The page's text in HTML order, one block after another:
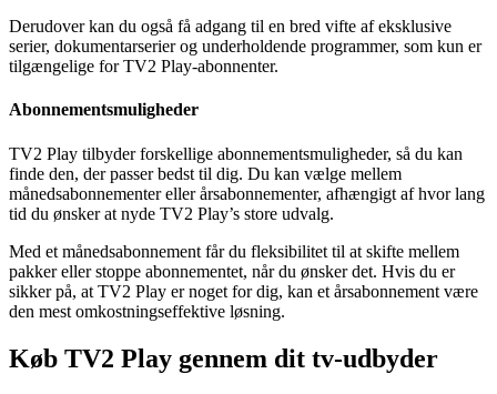
Derudover kan du også få adgang til en bred vifte af eksklusive
serier, dokumentarserier og underholdende programmer, som kun er
tilgængelige for TV2 Play-abonnenter.
Abonnementsmuligheder
TV2 Play tilbyder forskellige abonnementsmuligheder, så du kan
finde den, der passer bedst til dig. Du kan vælge mellem
månedsabonnementer eller årsabonnementer, afhængigt af hvor lang
tid du ønsker at nyde TV2 Play’s store udvalg.
Med et månedsabonnement får du fleksibilitet til at skifte mellem
pakker eller stoppe abonnementet, når du ønsker det. Hvis du er
sikker på, at TV2 Play er noget for dig, kan et årsabonnement være
den mest omkostningseffektive løsning.
Køb TV2 Play gennem dit tv-udbyder